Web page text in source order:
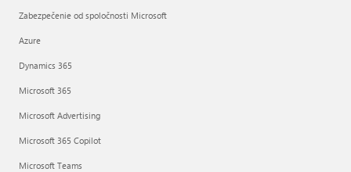
Zabezpečenie od spoločnosti Microsoft
Azure
Dynamics 365
Microsoft 365
Microsoft Advertising
Microsoft 365 Copilot
Microsoft Teams